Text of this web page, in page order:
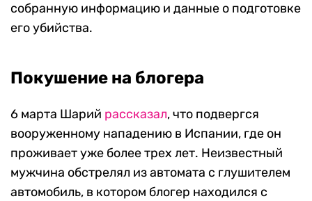
собранную информацию и данные о подготовке
его убийства.
Покушение на блогера
6 марта Шарий рассказал, что подвергся
вооруженному нападению в Испании, где он
проживает уже более трех лет. Неизвестный
мужчина обстрелял из автомата с глушителем
автомобиль, в котором блогер находился с